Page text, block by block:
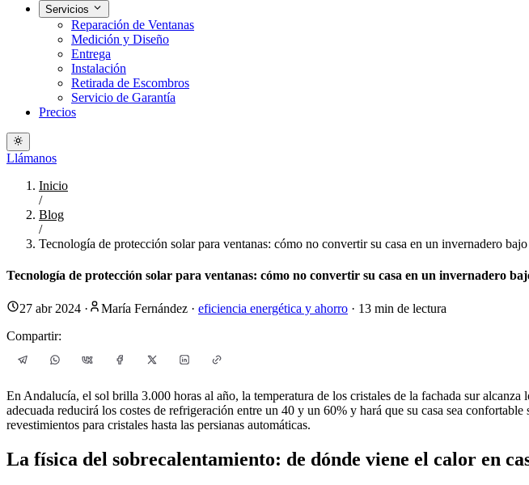
Servicios
Reparación de Ventanas
Medición y Diseño
Entrega
Instalación
Retirada de Escombros
Servicio de Garantía
Precios
Llámanos
Inicio
/
Blog
/
Tecnología de protección solar para ventanas: cómo no convertir su casa en un invernadero
Tecnología de protección solar para ventanas: cómo no convertir su casa en un invernadero
27 abr 2024 · María Fernández · eficiencia energética y ahorro · 13 min de lectura
Compartir:
En Andalucía, el sol brilla 3.000 horas al año, la temperatura de los cristales de la fachada sur
adecuada reducirá los costes de refrigeración entre un 40 y un 60% y hará que su casa sea
revestimientos para cristales hasta las persianas automáticas.
La física del sobrecalentamiento: de dónde viene el calor en